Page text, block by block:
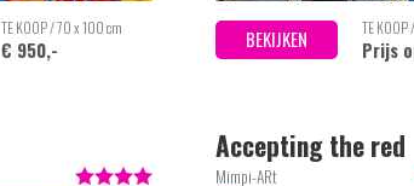
TE KOOP / 70 x 100 cm
€ 950,- BEKIJKEN TE
Prijs
Mimpi-ARt
Accepting the red
(Acceptance)